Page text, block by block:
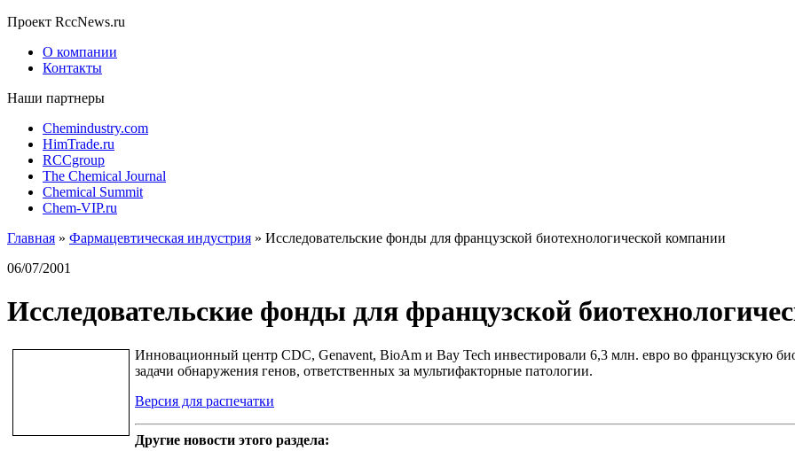
Проект RccNews.ru
О компании
Контакты
Наши партнеры
Chemindustry.com
HimTrade.ru
RCCgroup
The Chemical Journal
Chemical Summit
Chem-VIP.ru
Главная » Фармацевтическая индустрия » Исследовательские фонды для французской биотехнологической компании
06/07/2001
Исследовательские фонды для французской
Инновационный центр CDC, Genavent, BioAm и Bay Tech инвестировали 6,3 млн. евро во французскую
задачи обнаружения генов, ответственных за мультифакторные патологии.
Версия для распечатки
Другие новости этого раздела: